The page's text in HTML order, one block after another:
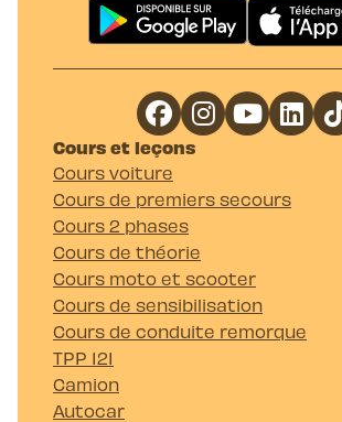
Cours et leçons
Cours voiture
Cours de premiers secours
Cours 2 phases
Cours de théorie
Cours moto et scooter
Cours de sensibilisation
Cours de conduite remorque
TPP 121
Camion
Autocar